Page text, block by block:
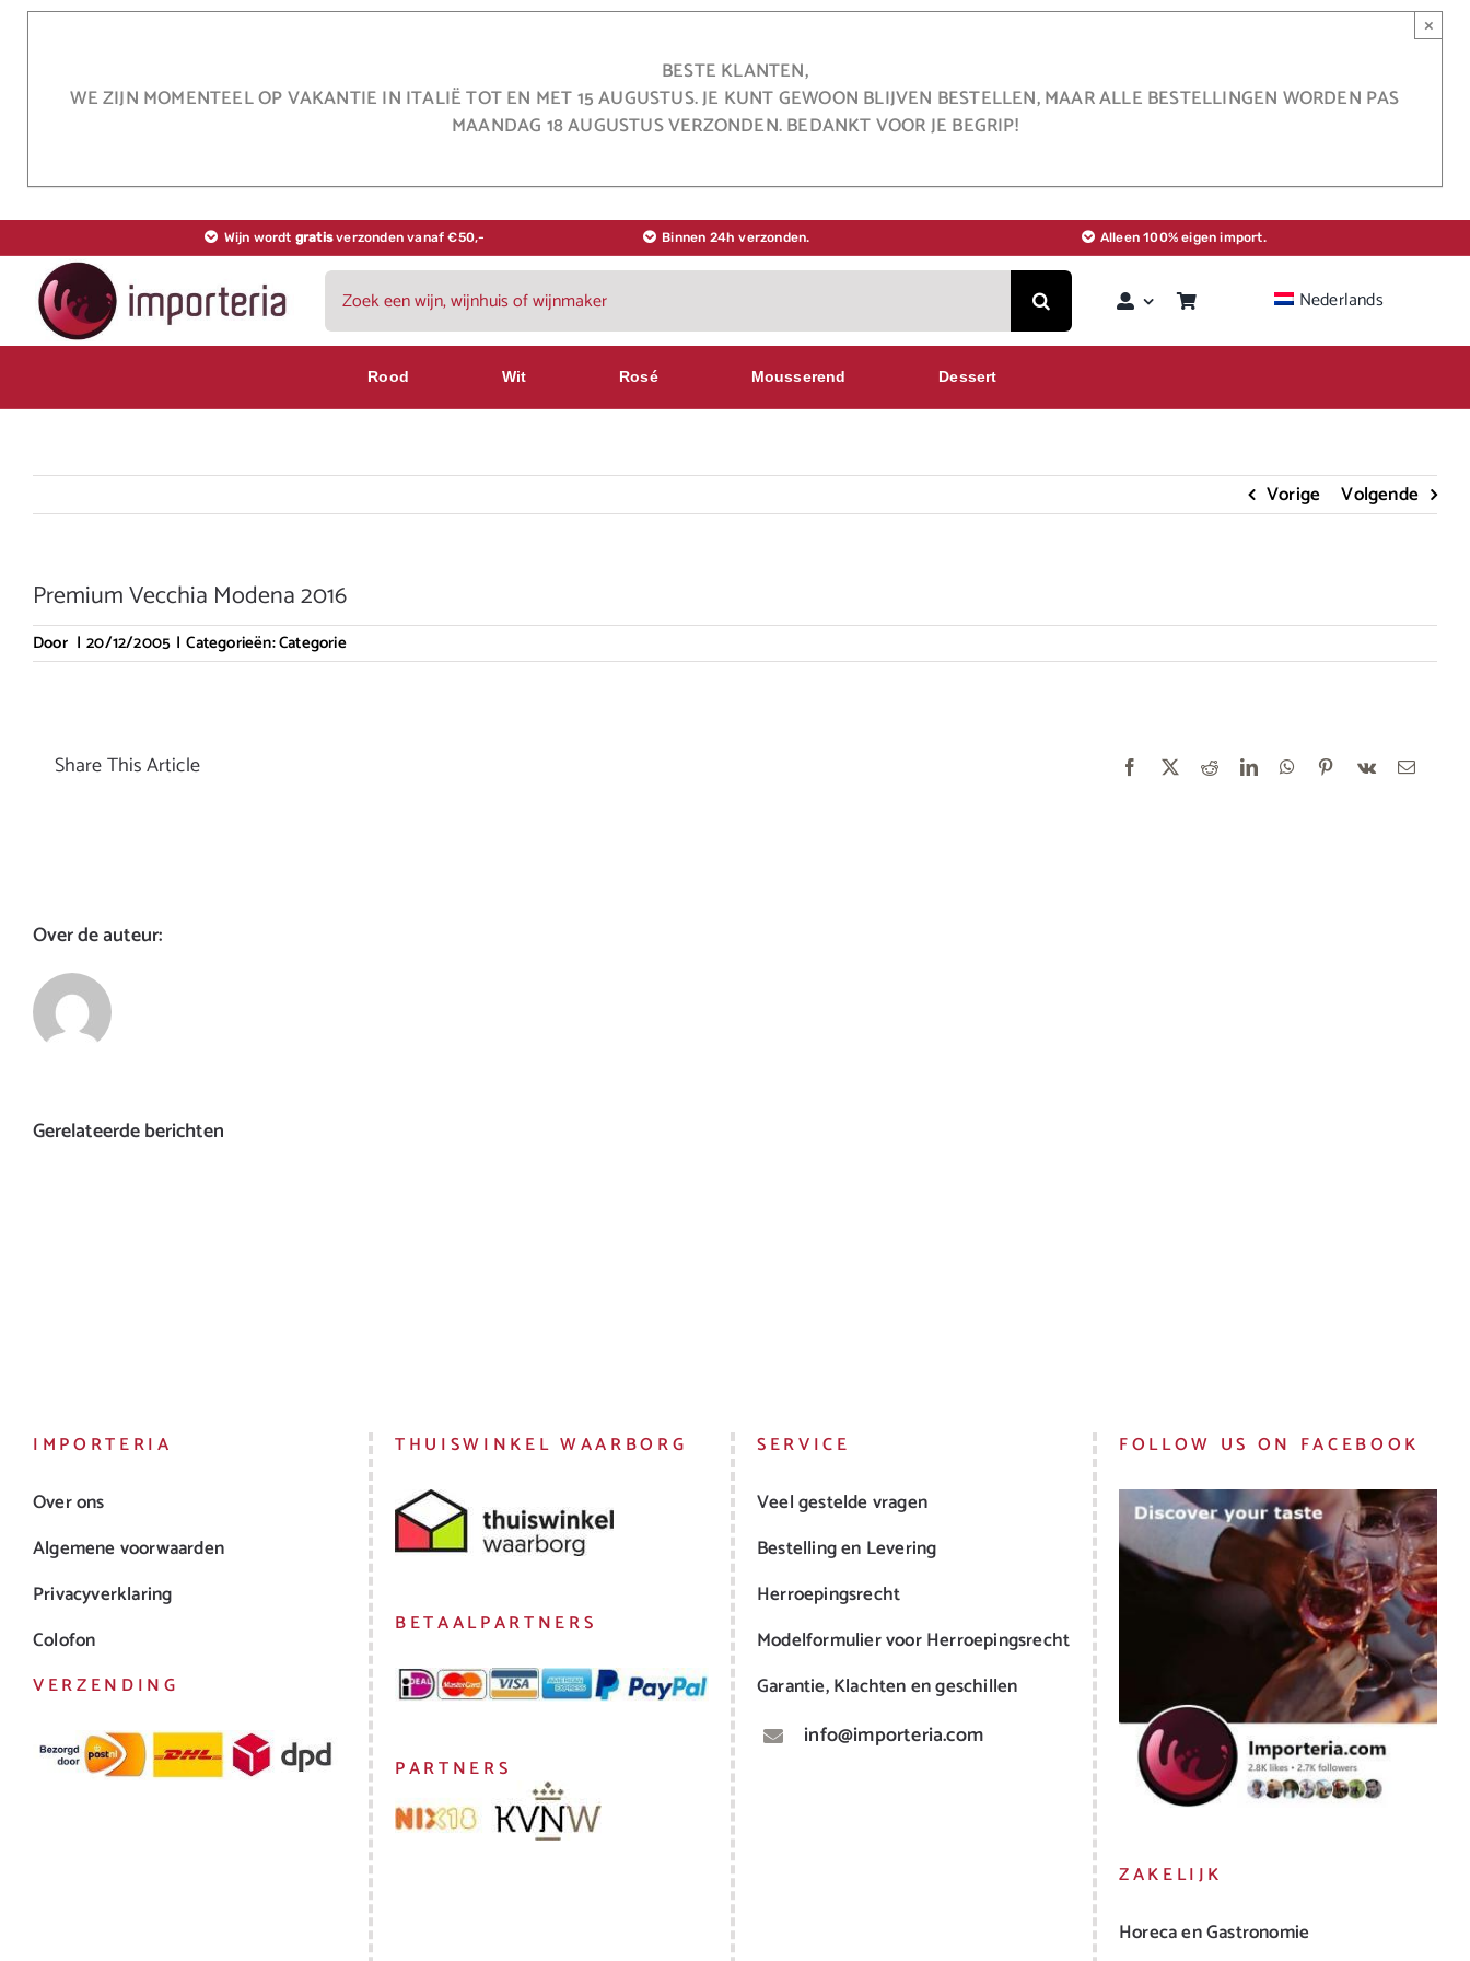
BESTE KLANTEN,
WE ZIJN MOMENTEEL OP VAKANTIE IN ITALIË TOT EN MET 15 AUGUSTUS. JE KUNT GEWOON BLIJVEN BESTELLEN, MAAR ALLE BESTELLINGEN WORDEN PAS
MAANDAG 18 AUGUSTUS VERZONDEN. BEDANKT VOOR JE BEGRIP!
×
Wijn wordt gratisverzonden vanaf €50,- Binnen 24h verzonden. Alleen 100% eigen import.
Zoeken
naar:
Nederlands
Rood Wit Rosé Mousserend Dessert
Vorige Volgende
Premium Vecchia Modena 2016
Door | 20/12/2005 | Categorieën:Categorie
Share This Article Facebook
X RedditLinkedInWhatsApp
Pinterest
Vk
E-
Over de auteur:
Gerelateerde berichten
IMPORTERIA
Over ons
Algemene voorwaarden
Privacyverklaring
Colofon
VERZENDING
THUISWINKEL WAARBORG
BETAALPARTNERS
PARTNERS
SERVICE
Veel gestelde vragen
Bestelling en Levering
Herroepingsrecht
Modelformulier voor Herroepingsrecht
Garantie, Klachten en geschillen
info@importeria.com
FOLLOW US ON FACEBOOK
ZAKELIJK
Horeca en Gastronomie